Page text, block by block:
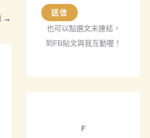
→
章
分
類
郵
件
送信
也可以點選文末連結，
到FB貼文與我互動喔！
F